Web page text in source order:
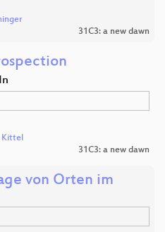
31C3: a new dawn
Kittel
31C3: a new dawn
von Orten im